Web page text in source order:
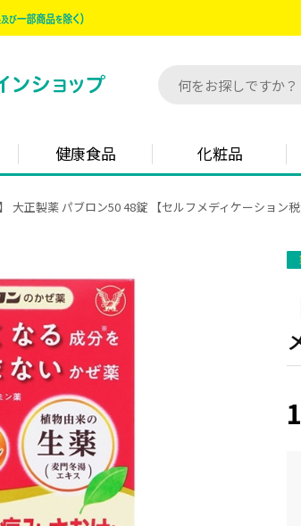
健康食品 化粧品
】 大正製薬 パブロン50 48錠 【セルフメディケーション